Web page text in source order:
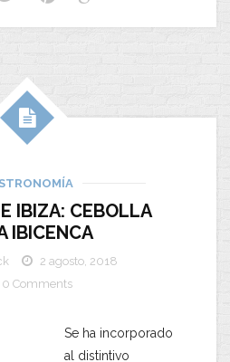
IBIZA: CEBOLLA
IBICENCA
2 agosto, 2018
0 Comments
Se ha incorporado
al distintivo